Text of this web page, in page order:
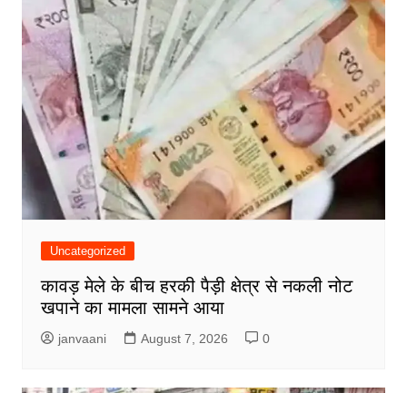
Uncategorized
कावड़ मेले के बीच हरकी पैड़ी क्षेत्र से नकली नोट
खपाने का मामला सामने आया
janvaani August 7, 2026 0